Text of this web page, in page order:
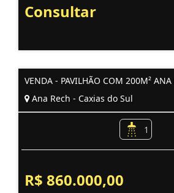
Consultar
VENDA - PAVILHÃO COM 200M² ANA
Ana Rech - Caxias do Sul
1
R$ 860.000,00